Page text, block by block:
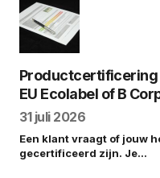
Productcertificering
EU Ecolabel of B
31 juli 2026
Een klant vraagt of jouw
gecertificeerd zijn. Je…